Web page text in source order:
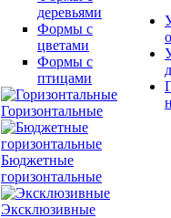
деревьями
Формы с
цветами
Формы с
птицами
Горизонтальные
Бюджетные
горизонтальные
Эксклюзивные